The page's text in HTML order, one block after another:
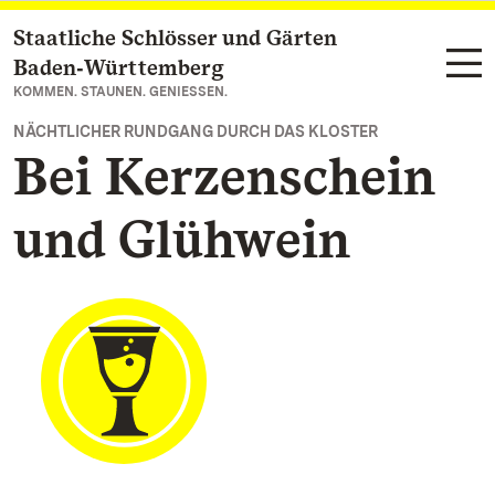
Zum Hauptinhalt springen
Staatliche Schlösser und Gärten
Baden‑Württemberg
KOMMEN. STAUNEN. GENIESSEN.
NÄCHTLICHER RUNDGANG DURCH DAS KLOSTER
Bei Kerzenschein
und Glühwein